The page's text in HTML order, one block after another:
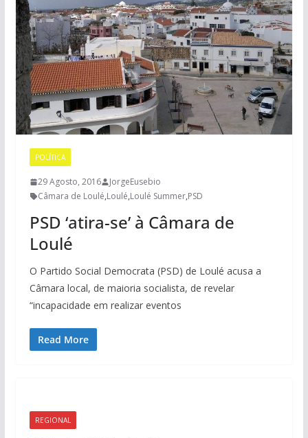
POLÍTICA
29 Agosto, 2016
JorgeEusebio
Câmara de Loulé,Loulé,Loulé Summer,PSD
PSD ‘atira-se’ à Câmara de
Loulé
O Partido Social Democrata (PSD) de Loulé acusa a
Câmara local, de maioria socialista, de revelar
“incapacidade em realizar eventos
Read More
REGIONAL